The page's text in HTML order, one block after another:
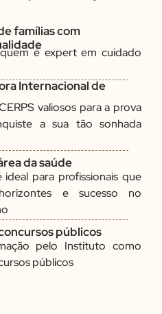
famílias com
é expert em cuidado
Internacional de
valiosos para a prova
a sua tão sonhada
da saúde
para profissionais que
e sucesso no
públicos
pelo Instituto como
públicos